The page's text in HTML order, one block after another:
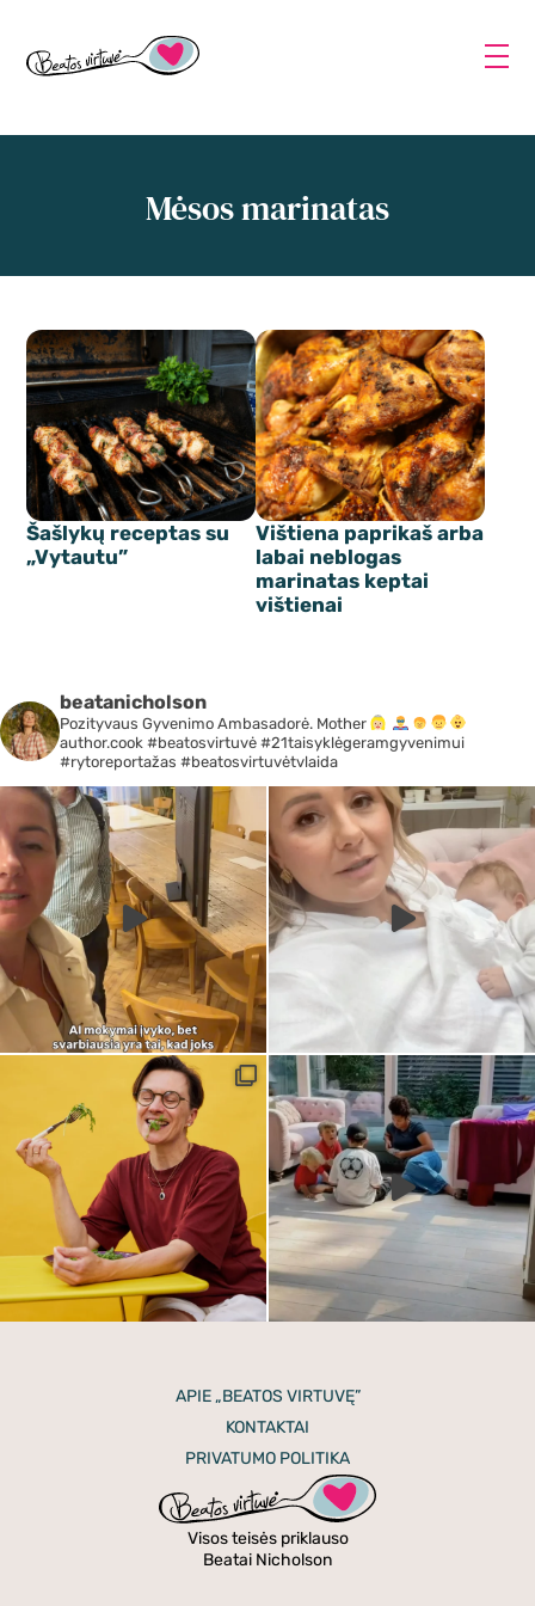
Mėsos marinatas
Šašlykų receptas su
„Vytautu”
Vištiena paprikaš arba
labai neblogas
marinatas keptai
vištienai
beatanicholson
Pozityvaus Gyvenimo Ambasadorė. Mother
author.cook #beatosvirtuvė #21taisyklėgeramgyvenimui
#rytoreportažas #beatosvirtuvėtvlaida
APIE „BEATOS VIRTUVĘ”
KONTAKTAI
PRIVATUMO POLITIKA
Visos teisės priklauso
Beatai Nicholson